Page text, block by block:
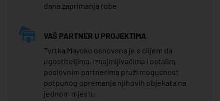
dana zaprimanja robe
VAŠ PARTNER U PROJEKTIMA
Tvrtka Mayoko osnovana je s ciljem da
ugostiteljima, iznajmljivačima i ostalim
poslovnim partnerima pruži mogućnost
potpunog opremanja njihovih objekata na
jednom mjestu